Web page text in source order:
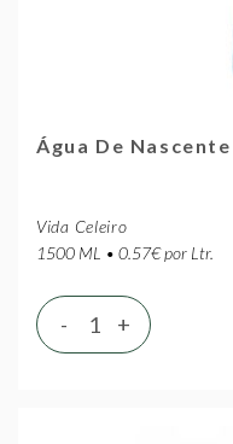
Água De Nascente
Vida Celeiro
1500 ML • 0.57€ por Ltr.
+
-